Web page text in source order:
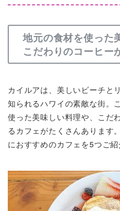
地元の食材を使った
こだわりのコーヒー
カイルアは、美しいビーチと
知られるハワイの素敵な街。
使った美味しい料理や、こだ
るカフェがたくさんあります
におすすめのカフェを5つご紹